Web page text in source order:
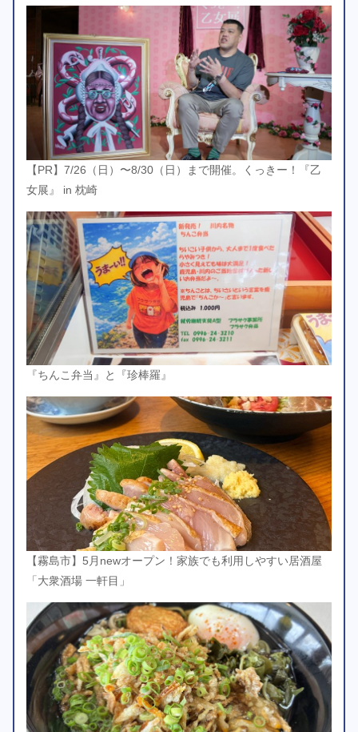
【PR】7/26（日）〜8/30（日）まで開催。くっきー！『乙
女展』 in 枕崎
『ちんこ弁当』と『珍棒羅』
【霧島市】5月newオープン！家族でも利用しやすい居酒屋
「大衆酒場 一軒目」